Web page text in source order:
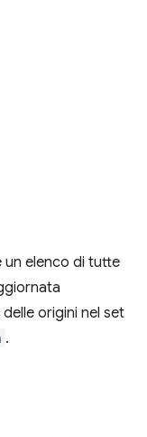
un elenco di tutte
origini nel set
.